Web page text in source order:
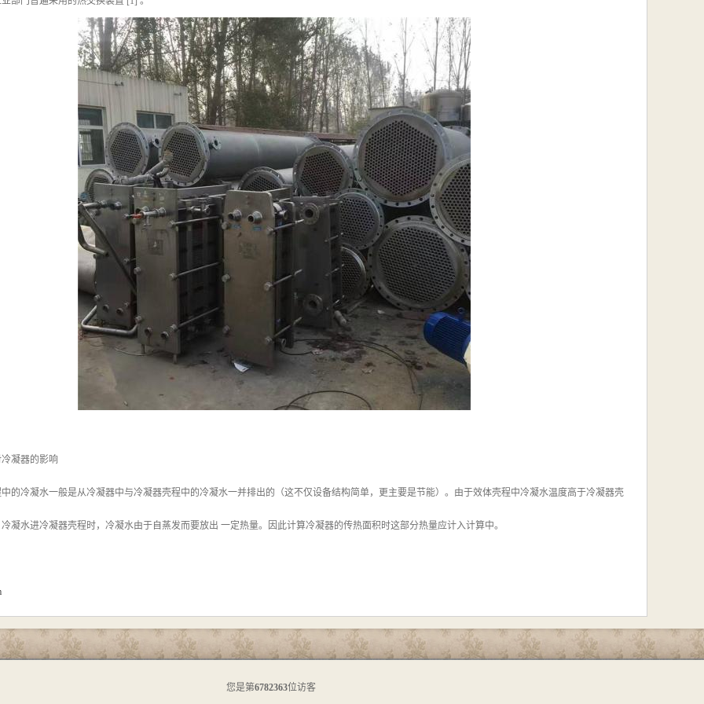
凝器的影响
的冷凝水一般是从冷凝器中与冷凝器壳程中的冷凝水一并排出的（这不仅设备结构简单，更主要是节能）。由于效体壳程中冷凝水温度高于冷凝器壳
凝水进冷凝器壳程时，冷凝水由于自蒸发而要放出 一定热量。因此计算冷凝器的传热面积时这部分热量应计入计算中。
您是第6782363位访客